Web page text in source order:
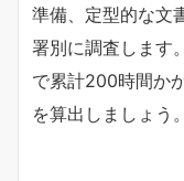
準備、定型的な文
署別に調査します
で累計200時間か
を算出しましょう。